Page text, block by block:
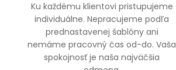
Ku každému klientovi pristupujeme
individuálne. Nepracujeme podľa
prednastavenej šablóny ani
nemáme pracovný čas od-do. Vaša
spokojnosť je naša najväčšia